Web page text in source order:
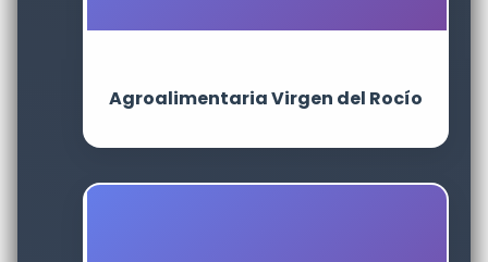
Agroalimentaria Virgen del Rocío